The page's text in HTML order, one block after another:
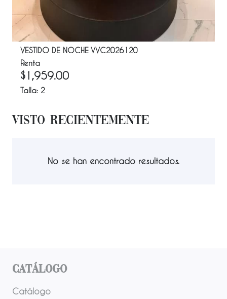
VESTIDO DE NOCHE VVC2026120
Renta
$ 1,959.00
Talla: 2
Visto Recientemente
No se han encontrado resultados.
Catálogo
Catálogo